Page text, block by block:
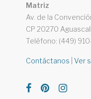
Matriz
Av. de la
CP 20270
Teléfono: (449)
Contáctanos |Ver